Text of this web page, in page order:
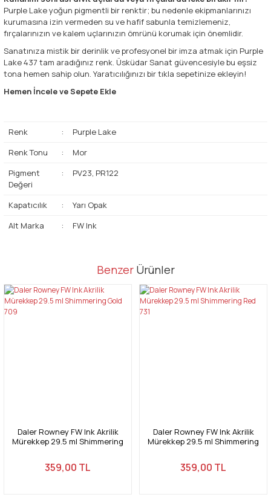
Purple Lake yoğun pigmentli bir renktir; bu nedenle ekipmanlarınızı
kurumasına izin vermeden su ve hafif sabunla temizlemeniz,
fırçalarınızın ve kalem uçlarınızın ömrünü korumak için önemlidir.
Sanatınıza mistik bir derinlik ve profesyonel bir imza atmak için Purple
Lake 437 tam aradığınız renk. Üsküdar Sanat güvencesiyle bu eşsiz
tona hemen sahip olun. Yaratıcılığınızı bir tıkla sepetinize ekleyin!
Hemen İncele ve Sepete Ekle
Renk :
Purple Lake
Renk Tonu
:
Mor
Pigment
Değeri
: PV23, PR122
Kapatıcılık :
Yarı Opak
Alt Marka
: FW Ink
Bu ürüne ilk yorumu siz yapın!
Bu ürünün fiyat bilgisi, resim, ürün açıklamalarında ve diğer
tarafımıza iletebilirsiniz.
Görüş ve önerileriniz için teşekkür ederiz.
Benzer Ürünler
Daler Rowney FW Ink Akrilik
Mürekkep 29.5 ml Shimmering
359,00 TL
Daler Rowney FW Ink Akrilik
Mürekkep 29.5 ml Shimmering
359,00 TL